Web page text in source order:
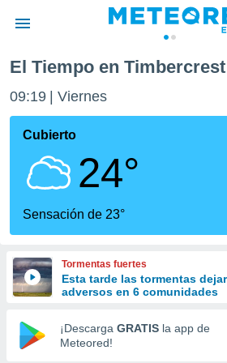
de
por
se
calidad.
a este
las
y
forma
digital
basada
El Tiempo en
09:19 Viernes
Cubierto
24°
Sensación de 23°
Tormentas fuertes
Esta tarde las tormentas
adversos en 6 comunidades
¡Descarga GRATIS la app de
Meteored!